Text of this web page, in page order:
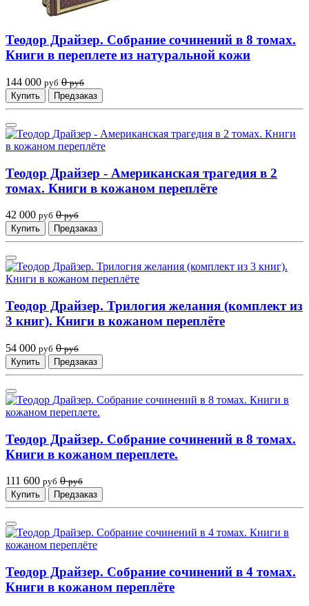
Теодор Драйзер. Собрание сочинений в 8 томах.
Книги в переплете из натуральной кожи
144 000 руб 0 руб
Купить
Предзаказ
Теодор Драйзер - Американская трагедия в 2
томах. Книги в кожаном переплёте
42 000 руб 0 руб
Купить
Предзаказ
Теодор Драйзер. Трилогия желания (комплект из
3 книг). Книги в кожаном переплёте
54 000 руб 0 руб
Купить
Предзаказ
Теодор Драйзер. Собрание сочинений в 8 томах.
Книги в кожаном переплете.
111 600 руб 0 руб
Купить
Предзаказ
Теодор Драйзер. Собрание сочинений в 4 томах.
Книги в кожаном переплёте